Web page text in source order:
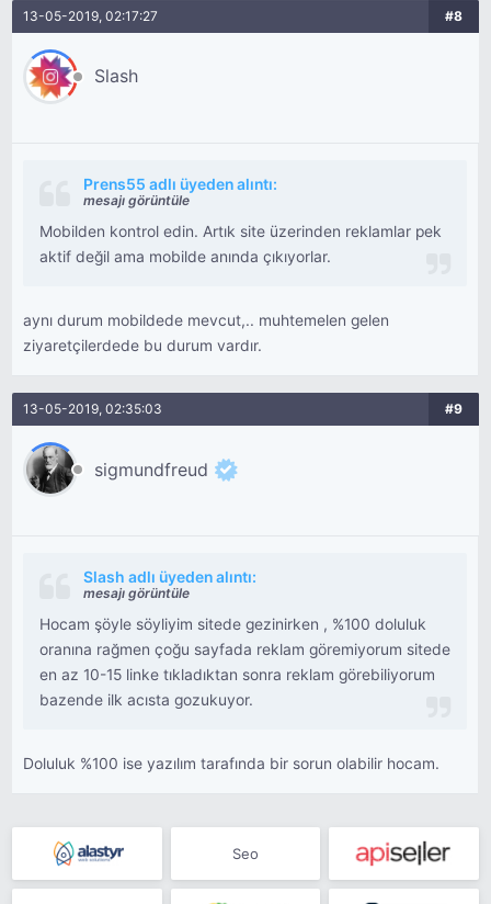
13-05-2019, 02:17:27 #8
Slash
Prens55 adlı üyeden alıntı:
mesajı görüntüle
Mobilden kontrol edin. Artık site üzerinden reklamlar pek
aktif değil ama mobilde anında çıkıyorlar.
aynı durum mobildede mevcut,.. muhtemelen gelen
ziyaretçilerdede bu durum vardır.
13-05-2019, 02:35:03 #9
sigmundfreud
Slash adlı üyeden alıntı:
mesajı görüntüle
Hocam şöyle söyliyim sitede gezinirken , %100 doluluk
oranına rağmen çoğu sayfada reklam göremiyorum sitede
en az 10-15 linke tıkladıktan sonra reklam görebiliyorum
bazende ilk acısta gozukuyor.
Doluluk %100 ise yazılım tarafında bir sorun olabilir hocam.
Seo